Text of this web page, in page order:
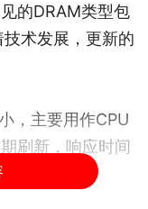
的DRAM类型包
术发展，更新的
，主要用作CPU
刷新，响应时间